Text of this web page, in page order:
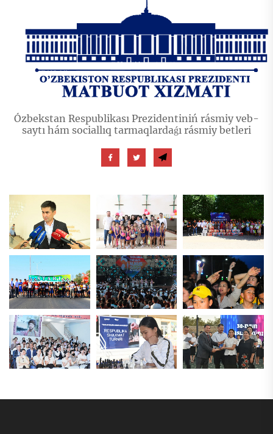
Ózbekstan Respublikası Prezidentiniń rásmiy veb-
saytı hám sociallıq tarmaqlardaǵı rásmiy betleri